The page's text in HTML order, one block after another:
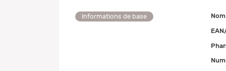
Informations de base Nom